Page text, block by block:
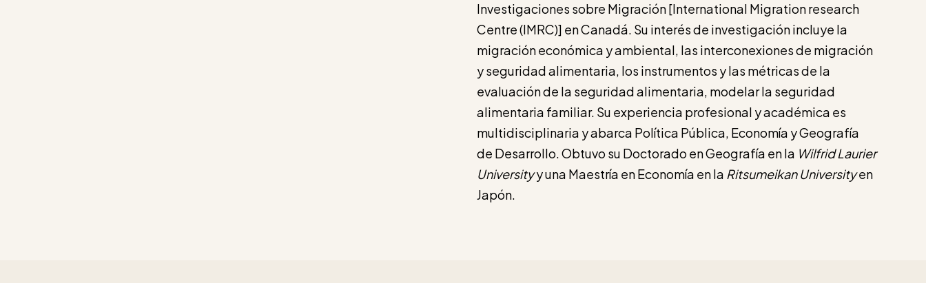
Investigaciones sobre Migración [International Migration research
Centre (IMRC)] en Canadá. Su interés de investigación incluye la
migración económica y ambiental, las interconexiones de migración
y seguridad alimentaria, los instrumentos y las métricas de la
evaluación de la seguridad alimentaria, modelar la seguridad
alimentaria familiar. Su experiencia profesional y académica es
multidisciplinaria y abarca Política Pública, Economía y Geografía
de Desarrollo. Obtuvo su Doctorado en Geografía en la Wilfrid Laurier
Universityy una Maestría en Economía en la Ritsumeikan Universityen
Japón.